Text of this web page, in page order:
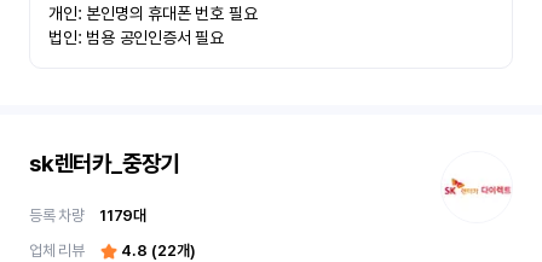
개인: 본인명의 휴대폰 번호 필요
법인: 범용 공인인증서 필요
sk렌터카_중장기
등록 차량 1179대
업체 리뷰
4.8 (22개)